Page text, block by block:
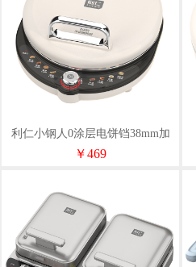
利仁小钢人0涂层电饼铛38mm加
深盘LR-XGR3296
￥469